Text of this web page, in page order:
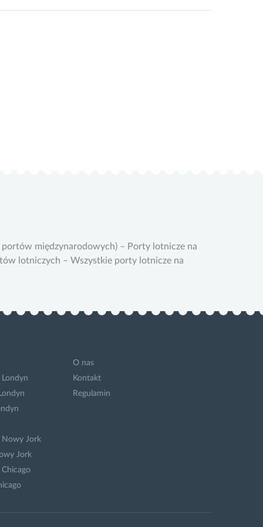
międzynarodowych) – Porty lotnicze na
lotniczych – Wszystkie porty lotnicze na
Londyn
Nowy Jork
Jork
O nas
Kontakt
Regulamin